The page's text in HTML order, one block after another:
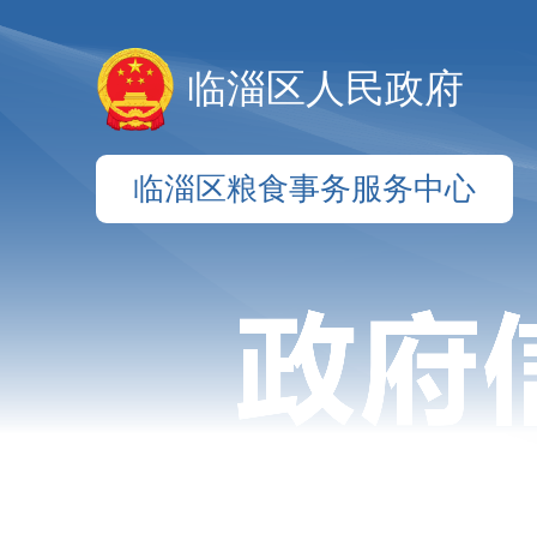
临淄区人民政府
临淄区粮食事务服务中心